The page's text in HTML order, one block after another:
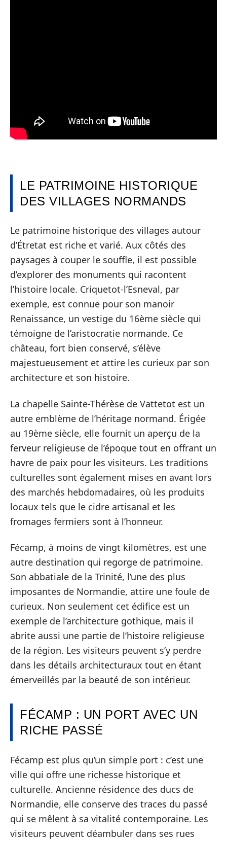
LE PATRIMOINE HISTORIQUE
DES VILLAGES NORMANDS
Le patrimoine historique des villages autour
d’Étretat est riche et varié. Aux côtés des
paysages à couper le souffle, il est possible
d’explorer des monuments qui racontent
l’histoire locale. Criquetot-l’Esneval, par
exemple, est connue pour son manoir
Renaissance, un vestige du 16ème siècle qui
témoigne de l’aristocratie normande. Ce
château, fort bien conservé, s’élève
majestueusement et attire les curieux par son
architecture et son histoire.
La chapelle Sainte-Thérèse de Vattetot est un
autre emblème de l’héritage normand. Érigée
au 19ème siècle, elle fournit un aperçu de la
ferveur religieuse de l’époque tout en offrant un
havre de paix pour les visiteurs. Les traditions
culturelles sont également mises en avant lors
des marchés hebdomadaires, où les produits
locaux tels que le cidre artisanal et les
fromages fermiers sont à l’honneur.
Fécamp, à moins de vingt kilomètres, est une
autre destination qui regorge de patrimoine.
Son abbatiale de la Trinité, l’une des plus
imposantes de Normandie, attire une foule de
curieux. Non seulement cet édifice est un
exemple de l’architecture gothique, mais il
abrite aussi une partie de l’histoire religieuse
de la région. Les visiteurs peuvent s’y perdre
dans les détails architecturaux tout en étant
émerveillés par la beauté de son intérieur.
FÉCAMP : UN PORT AVEC UN
RICHE PASSÉ
Fécamp est plus qu’un simple port : c’est une
ville qui offre une richesse historique et
culturelle. Ancienne résidence des ducs de
Normandie, elle conserve des traces du passé
qui se mêlent à sa vitalité contemporaine. Les
visiteurs peuvent déambuler dans ses rues